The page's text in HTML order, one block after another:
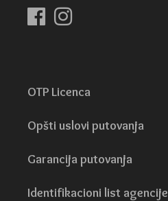
OTP Licenca
Opšti uslovi putovanja
Garancija putovanja
Identifikacioni list agencije